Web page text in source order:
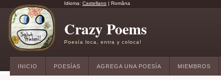
Idioma: Castellano | Româna
Crazy Poems
Poesía loca, entra y coloca!
INICIO POESÍAS AGREGA UNA POESÍA MIEMBROS